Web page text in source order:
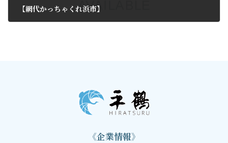
【網代かっちゃくれ浜市】
《企業情報》